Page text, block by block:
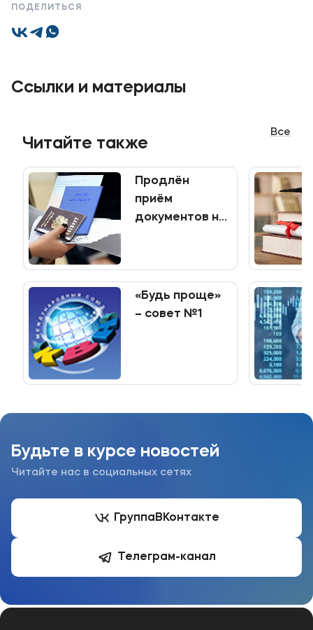
Уровни образования
Медиа
Объявления
Новости
Контакты
Банковские реквизиты
Приемная комиссия
+7 (495) 221-10-01
+7 (800) 200-80-66
Об образовательной организации
Банковские реквизиты
Мы в соцсетях
ПОДЕЛИТЬСЯ
Ссылки и материалы
Читайте также
Все
Продлён
приём
документов на
профессионального
образования
«Будь проще»
– совет №1
Будьте в курсе новостей
Читайте нас в социальных сетях
Группа ВКонтакте
Телеграм-канал